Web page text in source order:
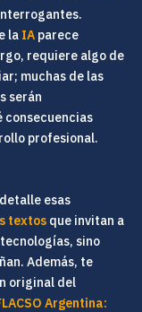
la IA parece
requiere algo de
muchas de las
serán
consecuencias
profesional.
esas
textos que invitan a
sino
Además, te
original del
Argentina: